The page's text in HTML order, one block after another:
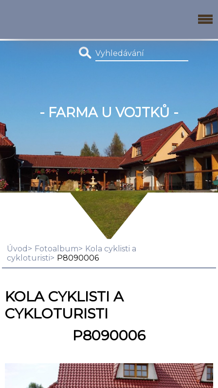
- FARMA U VOJTKŮ -
Úvod Fotoalbum
Kola cyklisti a
cykloturisti
P8090006
KOLA CYKLISTI A
CYKLOTURISTI
P8090006